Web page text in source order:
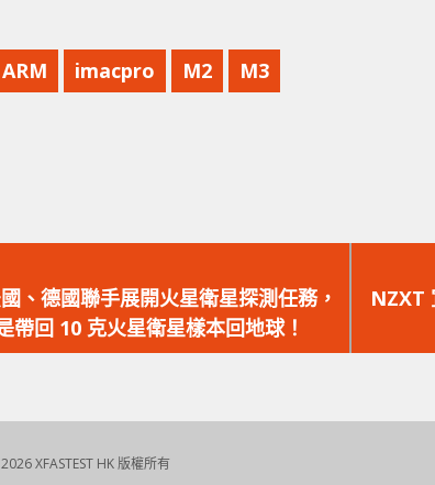
ARM imacpro M2 M3
一
篇
文
、德國聯手展開火星衛星探測任務，
帶回 10 克火星衛星樣本回地球！
NZXT
XFASTEST HK 版權所有